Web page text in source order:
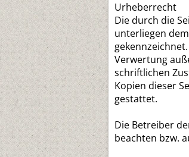
Urheberrecht
Die durch die
unterliegen
Verwertung
schriftlichen
Kopien dieser
gestattet.
Die Betreiber
beachten bzw.